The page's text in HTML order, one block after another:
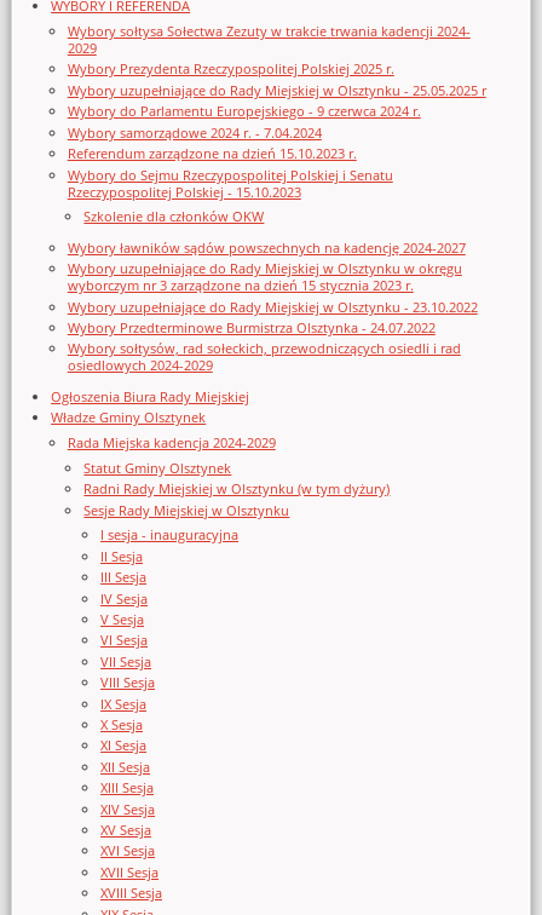
WYBORY I REFERENDA
Wybory sołtysa Sołectwa Zezuty w trakcie trwania kadencji 2024-
2029
Wybory Prezydenta Rzeczypospolitej Polskiej 2025 r.
Wybory uzupełniające do Rady Miejskiej w Olsztynku - 25.05.2025 r
Wybory do Parlamentu Europejskiego - 9 czerwca 2024 r.
Wybory samorządowe 2024 r. - 7.04.2024
Referendum zarządzone na dzień 15.10.2023 r.
Wybory do Sejmu Rzeczypospolitej Polskiej i Senatu
Rzeczypospolitej Polskiej - 15.10.2023
Szkolenie dla członków OKW
Wybory ławników sądów powszechnych na kadencję 2024-2027
Wybory uzupełniające do Rady Miejskiej w Olsztynku w okręgu
wyborczym nr 3 zarządzone na dzień 15 stycznia 2023 r.
Wybory uzupełniające do Rady Miejskiej w Olsztynku - 23.10.2022
Wybory Przedterminowe Burmistrza Olsztynka - 24.07.2022
Wybory sołtysów, rad sołeckich, przewodniczących osiedli i rad
osiedlowych 2024-2029
Ogłoszenia Biura Rady Miejskiej
Władze Gminy Olsztynek
Rada Miejska kadencja 2024-2029
Statut Gminy Olsztynek
Radni Rady Miejskiej w Olsztynku (w tym dyżury)
Sesje Rady Miejskiej w Olsztynku
I sesja - inauguracyjna
II Sesja
III Sesja
IV Sesja
V Sesja
VI Sesja
VII Sesja
VIII Sesja
IX Sesja
X Sesja
XI Sesja
XII Sesja
XIII Sesja
XIV Sesja
XV Sesja
XVI Sesja
XVII Sesja
XVIII Sesja